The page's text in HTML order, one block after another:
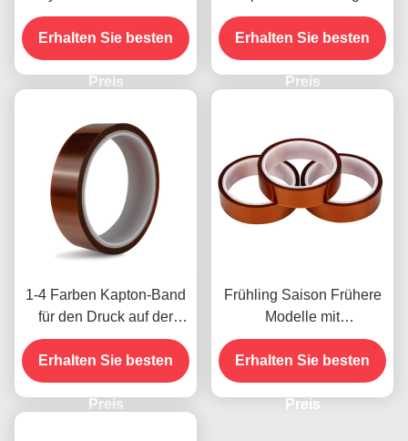
Spannungsfestigkeit
Erhalten Sie besten
Preis
-10C-80C
Zahlungsmethode mit
Kreditkarte für frühere
Modelle
Erhalten Sie besten
Preis
1-4 Farben Kapton-Band
für den Druck auf der
Vorderseite
Erhalten Sie besten
Preis
Frühling Saison Frühere
Modelle mit
Feuchtigkeitsbeständigke
it und 2,5N/25mm
Schälfestigkeit
Erhalten Sie besten
Preis